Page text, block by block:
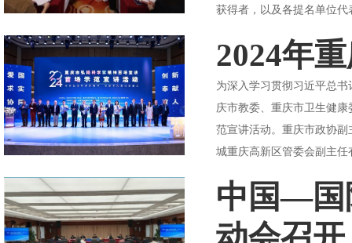
获得者，以及各提名单位
2024年
为深入学习贯彻习近平总
庆市教委、重庆市卫生健
范宣讲活动。重庆市政协
城重庆高新区管委会副主
中国—国